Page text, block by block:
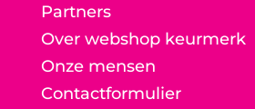
Partners
Over webshop keurmerk
Onze mensen
Contactformulier